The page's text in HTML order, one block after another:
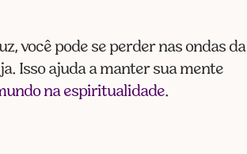
você pode se perder nas ondas da
Isso ajuda a manter sua mente
na espiritualidade.